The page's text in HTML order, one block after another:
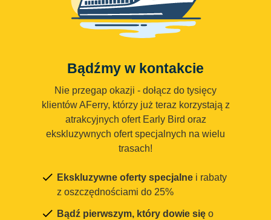
Bądźmy w kontakcie
Nie przegap okazji - dołącz do tysięcy
klientów AFerry, którzy już teraz korzystają z
atrakcyjnych ofert Early Bird oraz
ekskluzywnych ofert specjalnych na wielu
trasach!
Ekskluzywne oferty specjalne i rabaty
z oszczędnościami do 25%
Bądź pierwszym, który dowie się o